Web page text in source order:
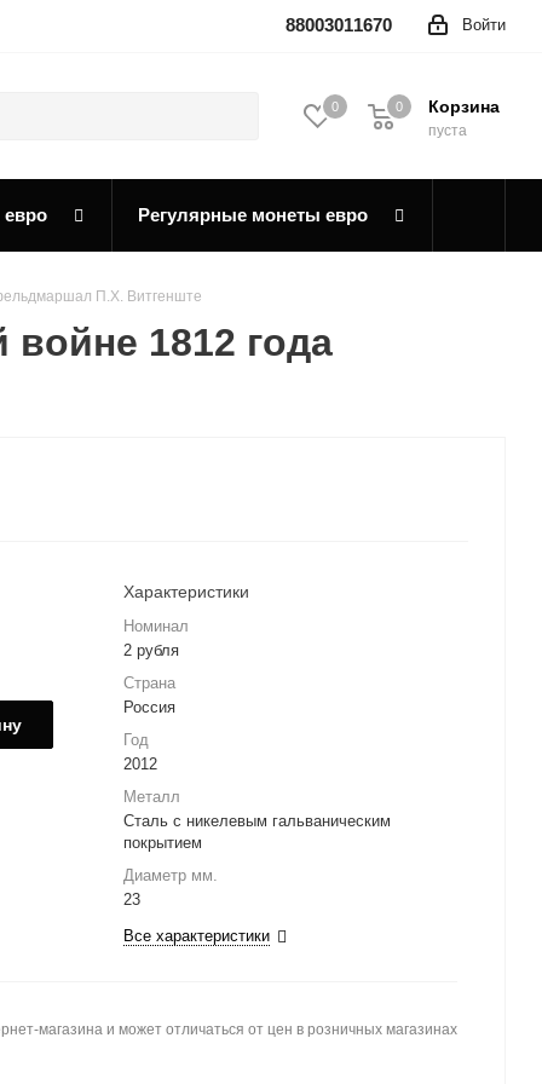
Войти
88003011670
0 Корзина
0
пуста
0
Регулярные монеты евро
П.Х. Витгенште
1812 года
Характеристики
Номинал
2 рубля
Страна
Россия
Год
2012
Металл
Сталь с никелевым гальваническим
покрытием
Диаметр мм.
23
Все характеристики
магазина и может отличаться от цен в розничных магазинах